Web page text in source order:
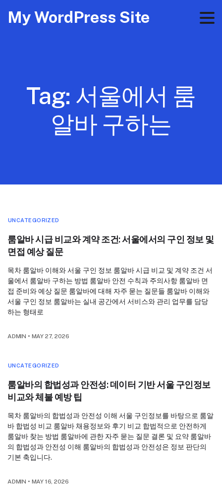
My WordPress Site
Tag: 서울에서 룸
알바 구하는
UNCATEGORIZED
룸알바 시급 비교와 계약 조건: 서울에서의 구인 정보 및
면접 예상 질문
목차 룸알바 이해와 서울 구인 정보 룸알바 시급 비교 및 계약 조건 서
울에서 룸알바 구하는 방법 룸알바 안전 수칙과 주의사항 룸알바 면
접 준비와 예상 질문 룸알바에 대해 자주 묻는 질문들 룸알바 이해와
서울 구인 정보 룸알바는 실내 공간에서 서비스와 관리 업무를 담당
하는 형태로
ADMIN • MAY 27, 2026
UNCATEGORIZED
룸알바의 합법성과 안전성: 데이터 기반 서울 구인정보
비교와 체불 예방 팁
목차 룸알바의 합법성과 안전성 이해 서울 구인정보를 바탕으로 룸알
바 합법성 비교 룸알바 채용정보와 후기 비교 합법적으로 안전하게
룸알바 찾는 방법 룸알바에 관한 자주 묻는 질문 결론 및 요약 룸알바
의 합법성과 안전성 이해 룸알바의 합법성과 안전성은 정보 판단의
기본 축입니다.
ADMIN • MAY 16, 2026